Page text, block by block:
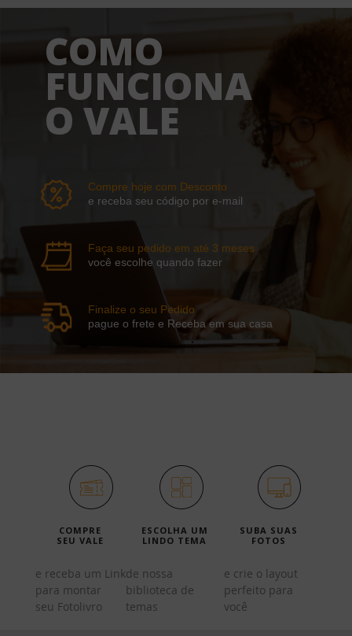
COMO
FUNCIONA
O VALE
Compre hoje com Desconto
e receba seu código por e-mail
Faça seu pedido em até 3 meses
você escolhe quando fazer
Finalize o seu Pedido
pague o frete e Receba em sua casa
COMPRE
SEU VALE
e receba um Link
para montar
seu Fotolivro
ESCOLHA UM
LINDO TEMA
de nossa
biblioteca de
temas
SUBA SUAS
FOTOS
e crie o layout
perfeito para
você